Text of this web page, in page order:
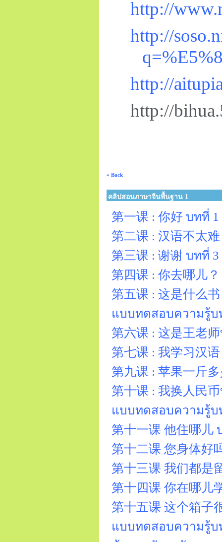
http://
http://
http://
http://
« Back
คลิปสอนภาษาจีนพื้นฐาน 1
第一课 : 你好 บทที่
第二课 : 汉语不太
第三课 : 谢谢 บทที่
第四课 : 你去哪儿
第五课 : 这是什么
แบบทดสอบความรู้บ
第六课 : 这是王老
第七课 : 我学习汉
第九课 : 苹果一斤
第十课 : 我换人民
แบบทดสอบความรู้บ
第十一课 他住哪儿
第十二课 您身体
第十三课 我们都是
第十四课 你在哪儿
第十五课 这个箱
แบบทดสอบความรู้บ